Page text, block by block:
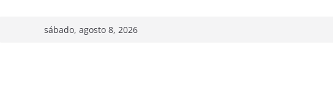
sábado, agosto 8, 2026